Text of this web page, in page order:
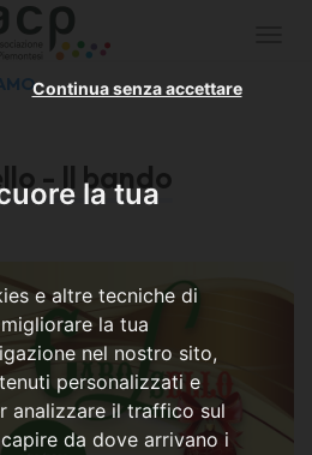
la tua
e altre tecniche di
la tua
nel nostro sito,
personalizzati e
analizzare il traffico sul
da dove arrivano i
Continua senza accettare
- Il bando